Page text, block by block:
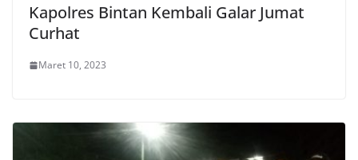
Kapolres Bintan Kembali Galar Jumat
Curhat
Maret 10, 2023